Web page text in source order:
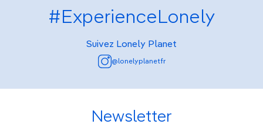
#ExperienceLonely
Suivez Lonely Planet
@lonelyplanetfr
Newsletter